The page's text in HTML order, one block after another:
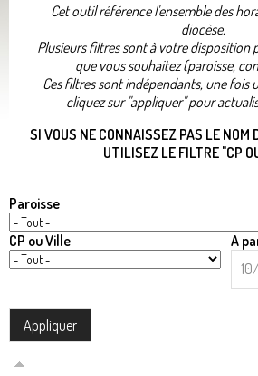
Cet outil référence l'ensemble des
diocèse.
Plusieurs filtres sont à votre disposition
que vous souhaitez (paroisse,
Ces filtres sont indépendants, une fois
cliquez sur "appliquer" pour
SI VOUS NE CONNAISSEZ PAS LE NOM
UTILISEZ LE FILTRE "CP
Paroisse
CP ou Ville
A
du
Date